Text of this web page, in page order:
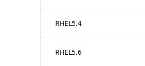
RHEL5.4
RHEL5.6